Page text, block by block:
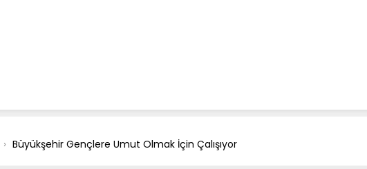
Büyükşehir Gençlere Umut Olmak İçin Çalışıyor